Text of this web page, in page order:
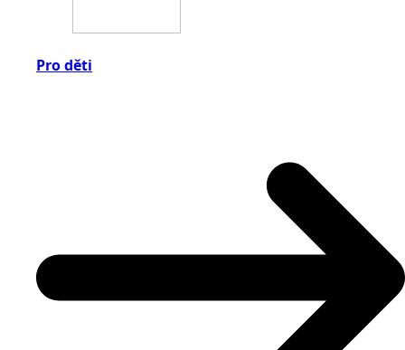
Pro děti